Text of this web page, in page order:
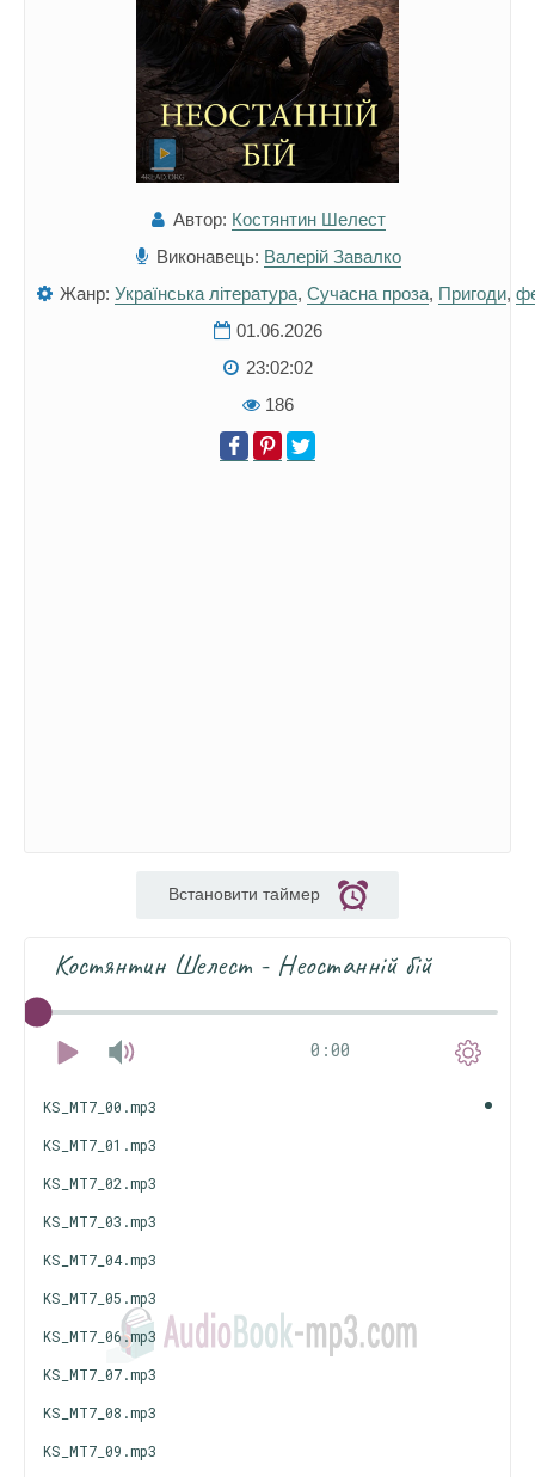
Автор: Костянтин Шелест
Виконавець: Валерій Завалко
Жанр: Українська література, Сучасна проза, Пригоди,
01.06.2026
23:02:02
186
Встановити таймер
Костянтин Шелест - Неостанній бій
0:00
KS_MT7_00.mp3
KS_MT7_01.mp3
KS_MT7_02.mp3
KS_MT7_03.mp3
KS_MT7_04.mp3
KS_MT7_05.mp3
KS_MT7_06.mp3
KS_MT7_07.mp3
KS_MT7_08.mp3
KS_MT7_09.mp3